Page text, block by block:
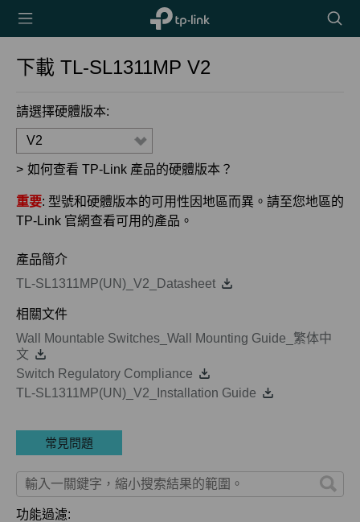
TP-Link,
Reliably
搜
尋
下載 TL-SL1311MP V2
請選擇硬體版本:
V2
> 如何查看 TP-Link 產品的硬體版本？
重要: 型號和硬體版本的可用性因地區而異。請至您地區的
TP-Link 官網查看可用的產品。
產品簡介
TL-SL1311MP(UN)_V2_Datasheet
相關文件
Wall Mountable Switches_Wall Mounting Guide_繁体中
文
Switch Regulatory Compliance
TL-SL1311MP(UN)_V2_Installation Guide
常見問題
功能過濾: